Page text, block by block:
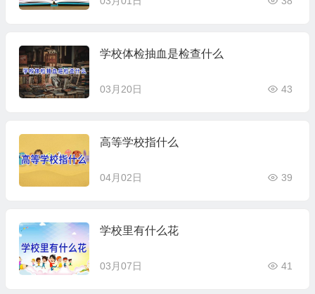
学校体检抽血是检查什么
03月20日 43
高等学校指什么
04月02日 39
学校里有什么花
03月07日 41